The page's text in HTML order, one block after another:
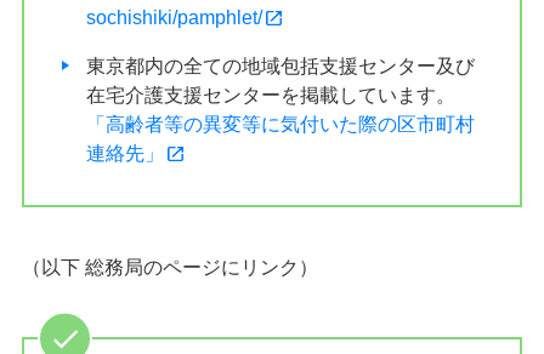
sochishiki/pamphlet/
東京都内の全ての地域包括支援センター及び
在宅介護支援センターを掲載しています。
「高齢者等の異変等に気付いた際の区市町村
連絡先」
（以下 総務局のページにリンク）